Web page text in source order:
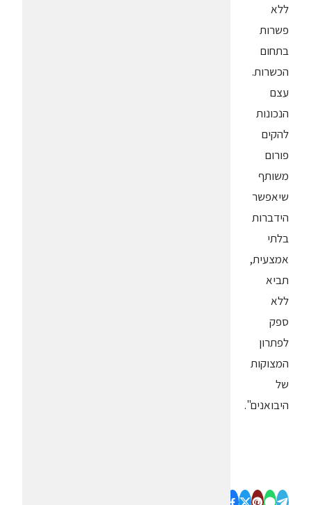
ללא
פשרות
בתחום
הכשרות.
עצם
הנכונות
להקים
פורום
משותף
שיאפשר
הידברות
בלתי
אמצעית,
תביא
ללא
ספק
לפתרון
המצוקות
של
היבואנים".